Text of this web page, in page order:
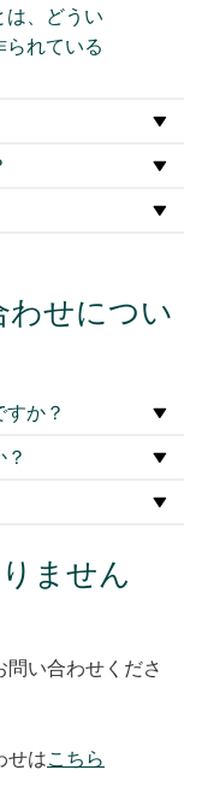
は、どうい
られている
わせについ
か？
ません
い合わせくださ
せはこちら